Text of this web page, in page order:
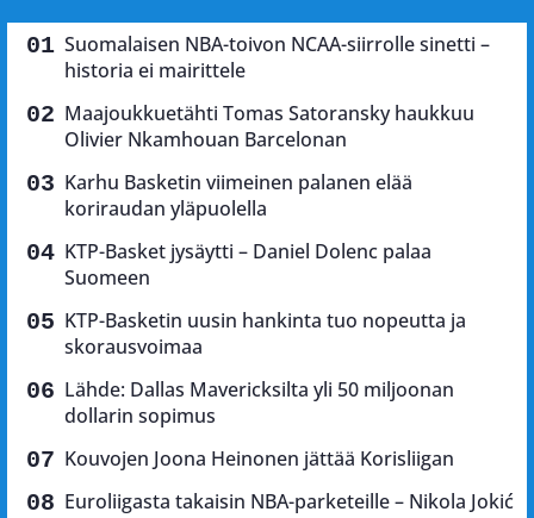
Suomalaisen NBA-toivon NCAA-siirrolle sinetti –
historia ei mairittele
Maajoukkuetähti Tomas Satoransky haukkuu
Olivier Nkamhouan Barcelonan
Karhu Basketin viimeinen palanen elää
koriraudan yläpuolella
KTP-Basket jysäytti – Daniel Dolenc palaa
Suomeen
KTP-Basketin uusin hankinta tuo nopeutta ja
skorausvoimaa
Lähde: Dallas Mavericksilta yli 50 miljoonan
dollarin sopimus
Kouvojen Joona Heinonen jättää Korisliigan
Euroliigasta takaisin NBA-parketeille – Nikola Jokić